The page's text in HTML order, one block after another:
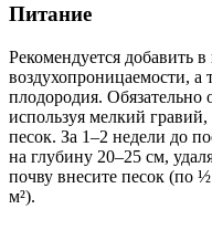
Питание
Рекомендуется добавить
воздухопроницаемости,
плодородия. Обязательно
используя мелкий
песок. За 1–2 недели до
на глубину 20–25 см,
почву внесите песок (по
м²).